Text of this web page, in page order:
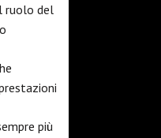
ruolo del
più